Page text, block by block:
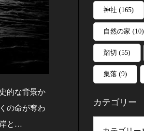
的な背景か
の命が奪わ
岸と…
神社 (165)
自然の家 (10)
踏切 (55)
集落 (9)
カテゴリー